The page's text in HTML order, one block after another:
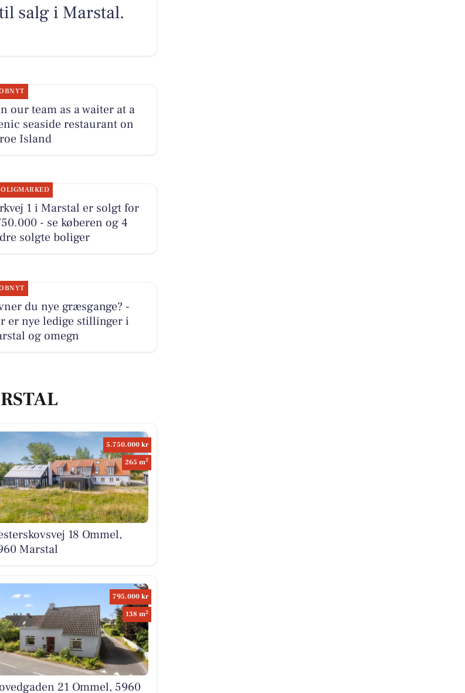
salg i Marstal.
our team as a waiter at a
seaside restaurant on
Island
1 i Marstal er solgt for
- se køberen og 4
solgte boliger
du nye græsgange? -
er nye ledige stillinger i
og omegn
5.750.000 kr
265 m2
18 Ommel,
Marstal
795.000 kr
138 m2
21 Ommel, 5960